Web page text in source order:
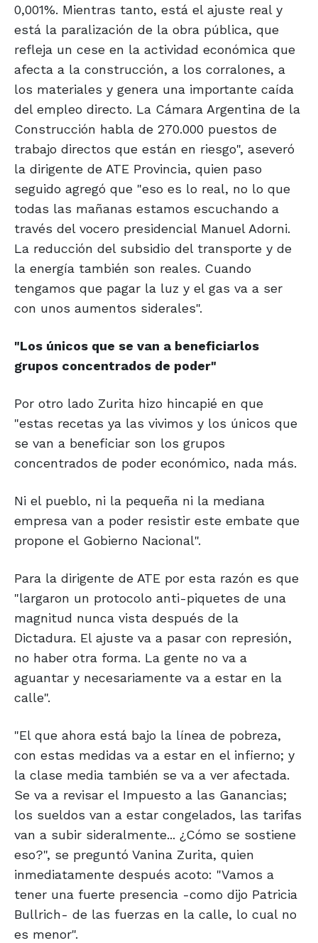
0,001%. Mientras tanto, está el ajuste real y
está la paralización de la obra pública, que
refleja un cese en la actividad económica que
afecta a la construcción, a los corralones, a
los materiales y genera una importante caída
del empleo directo. La Cámara Argentina de la
Construcción habla de 270.000 puestos de
trabajo directos que están en riesgo", aseveró
la dirigente de ATE Provincia, quien paso
seguido agregó que "eso es lo real, no lo que
todas las mañanas estamos escuchando a
través del vocero presidencial Manuel Adorni.
La reducción del subsidio del transporte y de
la energía también son reales. Cuando
tengamos que pagar la luz y el gas va a ser
con unos aumentos siderales".
"Los únicos que se van a beneficiarlos
grupos concentrados de poder"
Por otro lado Zurita hizo hincapié en que
"estas recetas ya las vivimos y los únicos que
se van a beneficiar son los grupos
concentrados de poder económico, nada más.
Ni el pueblo, ni la pequeña ni la mediana
empresa van a poder resistir este embate que
propone el Gobierno Nacional".
Para la dirigente de ATE por esta razón es que
"largaron un protocolo anti-piquetes de una
magnitud nunca vista después de la
Dictadura. El ajuste va a pasar con represión,
no haber otra forma. La gente no va a
aguantar y necesariamente va a estar en la
calle".
"El que ahora está bajo la línea de pobreza,
con estas medidas va a estar en el infierno; y
la clase media también se va a ver afectada.
Se va a revisar el Impuesto a las Ganancias;
los sueldos van a estar congelados, las tarifas
van a subir sideralmente... ¿Cómo se sostiene
eso?", se preguntó Vanina Zurita, quien
inmediatamente después acoto: "Vamos a
tener una fuerte presencia -como dijo Patricia
Bullrich- de las fuerzas en la calle, lo cual no
es menor".